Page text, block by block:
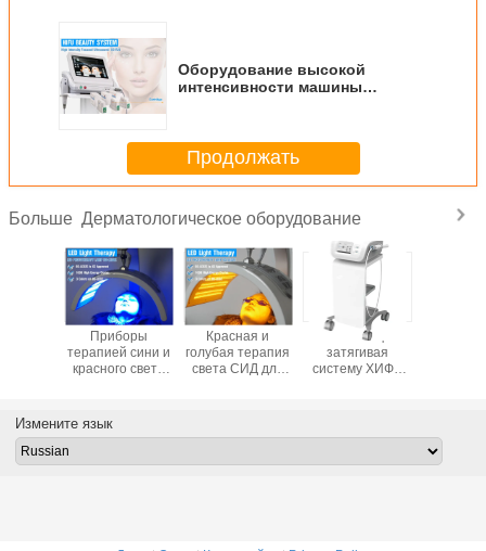
Оборудование высокой
интенсивности машины
Продолжать
Больше Дерматологическое оборудование
Приборы
терапией сини и
красного света
Красная и
голубая терапия
света СИД для
Влагалище
затягивая
систему ХИФУ
Измените язык